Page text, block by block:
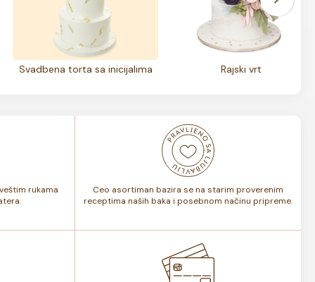
Svadbena torta sa inicijalima Rajski vrt
rukama
Ceo asortiman bazira se na starim proverenim
receptima naših baka i posebnom načinu pripreme.